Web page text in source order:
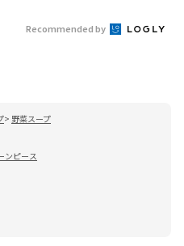
Recommended by
野菜スープ
ンピース